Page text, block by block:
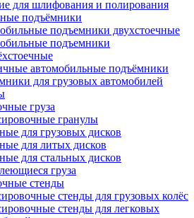
для шлифования и полирования
подъёмники
подъемники двухстоечные
подъемники
автомобильные подъёмники
для грузовых автомобилей
груза
гранулы
для грузовых дисков
для литых дисков
для стальных дисков
груза
стенды
стенды для грузовых колёс
стенды для легковых